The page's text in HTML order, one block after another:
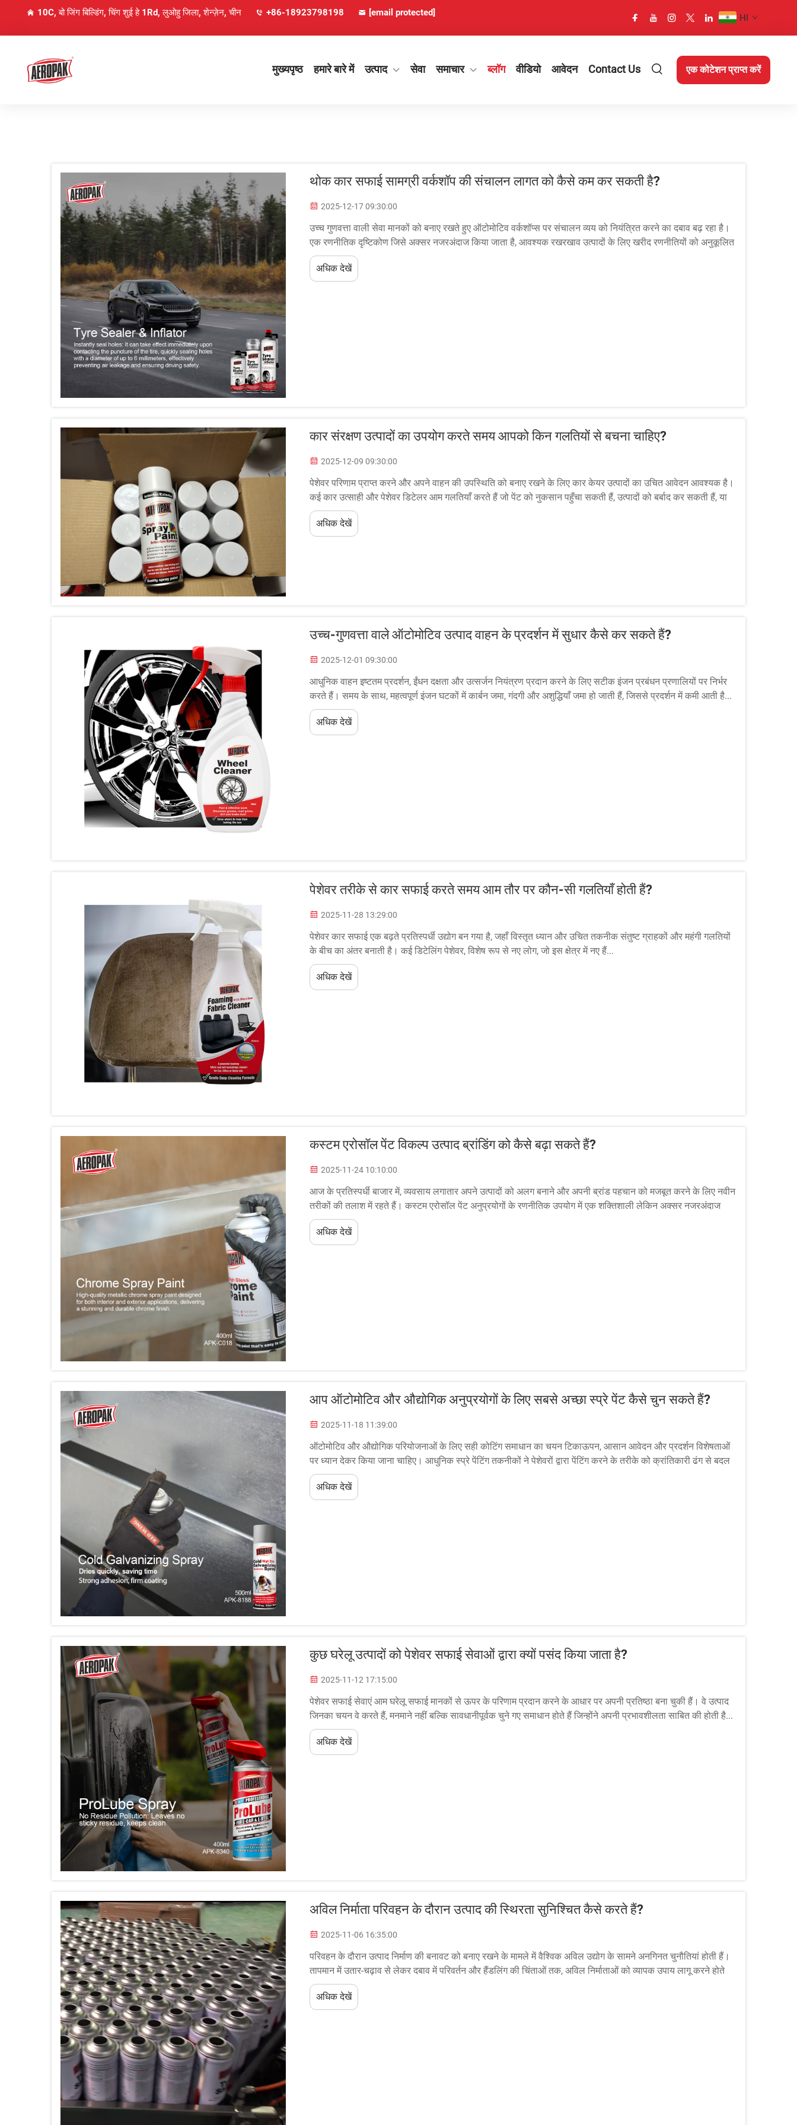
10C, बो जिंग बिल्डिंग, चिंग शुई हे 1Rd, लुओहु जिला, शेन्ज़ेन, चीन +86-18923798198 [email protected] HI
मुख्यपृष्ठ हमारे बारे में उत्पाद सेवा समाचार ब्लॉग वीडियो आवेदन Contact Us एक कोटेशन प्राप्त करें
थोक कार सफाई सामग्री वर्कशॉप की संचालन लागत को कैसे कम कर सकती है?
2025-12-17 09:30:00
उच्च गुणवत्ता वाली सेवा मानकों को बनाए रखते हुए ऑटोमोटिव वर्कशॉप्स पर संचालन व्यय को नियंत्रित करने का दबाव बढ़ रहा है।
एक रणनीतिक दृष्टिकोण जिसे अक्सर नजरअंदाज किया जाता है, आवश्यक रखरखाव उत्पादों के लिए खरीद रणनीतियों को अनुकूलित
करना शामिल है...
अधिक देखें
कार संरक्षण उत्पादों का उपयोग करते समय आपको किन गलतियों से बचना चाहिए?
2025-12-09 09:30:00
पेशेवर परिणाम प्राप्त करने और अपने वाहन की उपस्थिति को बनाए रखने के लिए कार केयर उत्पादों का उचित आवेदन आवश्यक है।
कई कार उत्साही और पेशेवर डिटेलर आम गलतियाँ करते हैं जो पेंट को नुकसान पहुँचा सकती हैं, उत्पादों को बर्बाद कर सकती हैं, या
अप्रभावी परिणाम दे सकती हैं...
अधिक देखें
उच्च-गुणवत्ता वाले ऑटोमोटिव उत्पाद वाहन के प्रदर्शन में सुधार कैसे कर सकते हैं?
2025-12-01 09:30:00
आधुनिक वाहन इष्टतम प्रदर्शन, ईंधन दक्षता और उत्सर्जन नियंत्रण प्रदान करने के लिए सटीक इंजन प्रबंधन प्रणालियों पर निर्भर
करते हैं। समय के साथ, महत्वपूर्ण इंजन घटकों में कार्बन जमा, गंदगी और अशुद्धियाँ जमा हो जाती हैं, जिससे प्रदर्शन में कमी आती है...
अधिक देखें
पेशेवर तरीके से कार सफाई करते समय आम तौर पर कौन-सी गलतियाँ होती हैं?
2025-11-28 13:29:00
पेशेवर कार सफाई एक बढ़ते प्रतिस्पर्धी उद्योग बन गया है, जहाँ विस्तृत ध्यान और उचित तकनीक संतुष्ट ग्राहकों और महंगी गलतियों
के बीच का अंतर बनाती है। कई डिटेलिंग पेशेवर, विशेष रूप से नए लोग, जो इस क्षेत्र में नए हैं...
अधिक देखें
कस्टम एरोसॉल पेंट विकल्प उत्पाद ब्रांडिंग को कैसे बढ़ा सकते हैं?
2025-11-24 10:10:00
आज के प्रतिस्पर्धी बाजार में, व्यवसाय लगातार अपने उत्पादों को अलग बनाने और अपनी ब्रांड पहचान को मजबूत करने के लिए नवीन
तरीकों की तलाश में रहते हैं। कस्टम एरोसॉल पेंट अनुप्रयोगों के रणनीतिक उपयोग में एक शक्तिशाली लेकिन अक्सर नजरअंदाज
किया गया समाधान निहित है...
अधिक देखें
आप ऑटोमोटिव और औद्योगिक अनुप्रयोगों के लिए सबसे अच्छा स्प्रे पेंट कैसे चुन सकते हैं?
2025-11-18 11:39:00
ऑटोमोटिव और औद्योगिक परियोजनाओं के लिए सही कोटिंग समाधान का चयन टिकाऊपन, आसान आवेदन और प्रदर्शन विशेषताओं
पर ध्यान देकर किया जाना चाहिए। आधुनिक स्प्रे पेंटिंग तकनीकों ने पेशेवरों द्वारा पेंटिंग करने के तरीके को क्रांतिकारी ढंग से बदल
दिया है...
अधिक देखें
कुछ घरेलू उत्पादों को पेशेवर सफाई सेवाओं द्वारा क्यों पसंद किया जाता है?
2025-11-12 17:15:00
पेशेवर सफाई सेवाएं आम घरेलू सफाई मानकों से ऊपर के परिणाम प्रदान करने के आधार पर अपनी प्रतिष्ठा बना चुकी हैं। वे उत्पाद
जिनका चयन वे करते हैं, मनमाने नहीं बल्कि सावधानीपूर्वक चुने गए समाधान होते हैं जिन्होंने अपनी प्रभावशीलता साबित की होती है...
अधिक देखें
अविल निर्माता परिवहन के दौरान उत्पाद की स्थिरता सुनिश्चित कैसे करते हैं?
2025-11-06 16:35:00
परिवहन के दौरान उत्पाद निर्माण की बनावट को बनाए रखने के मामले में वैश्विक अविल उद्योग के सामने अनगिनत चुनौतियां होती हैं।
तापमान में उतार-चढ़ाव से लेकर दबाव में परिवर्तन और हैंडलिंग की चिंताओं तक, अविल निर्माताओं को व्यापक उपाय लागू करने होते
हैं...
अधिक देखें